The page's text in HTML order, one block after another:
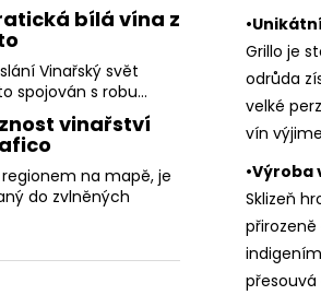
bílá vína z
Vinařský svět
spojován s robu...
vinařství
na mapě, je
do zvlněných
Grillo je
odrůda
velké
vín
•Výroba
Sklizeň